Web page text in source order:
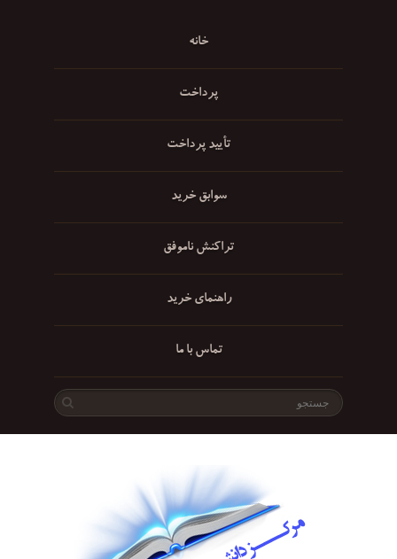
خانه
پرداخت
تأیید پرداخت
سوابق خرید
تراکنش ناموفق
راهنمای خرید
تماس با ما